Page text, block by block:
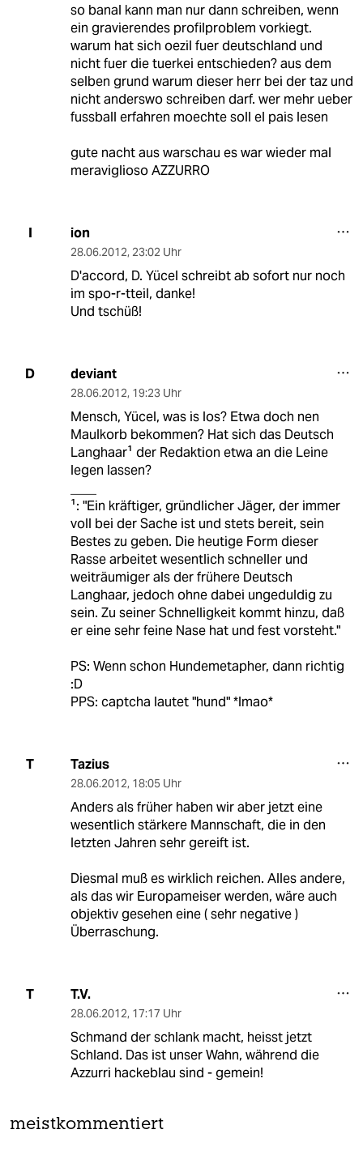
so banal kann man nur dann schreiben, wenn
ein gravierendes profilproblem vorkiegt.
warum hat sich oezil fuer deutschland und
nicht fuer die tuerkei entschieden? aus dem
selben grund warum dieser herr bei der taz und
nicht anderswo schreiben darf. wer mehr ueber
fussball erfahren moechte soll el pais lesen
gute nacht aus warschau es war wieder mal
meraviglioso AZZURRO
I ion
28.06.2012, 23:02 Uhr
D'accord, D. Yücel schreibt ab sofort nur noch
im spo-r-tteil, danke!
Und tschüß!
D deviant
28.06.2012, 19:23 Uhr
Mensch, Yücel, was is los? Etwa doch nen
Maulkorb bekommen? Hat sich das Deutsch
Langhaar¹ der Redaktion etwa an die Leine
legen lassen?
¹: "Ein kräftiger, gründlicher Jäger, der immer
voll bei der Sache ist und stets bereit, sein
Bestes zu geben. Die heutige Form dieser
Rasse arbeitet wesentlich schneller und
weiträumiger als der frühere Deutsch
Langhaar, jedoch ohne dabei ungeduldig zu
sein. Zu seiner Schnelligkeit kommt hinzu, daß
er eine sehr feine Nase hat und fest vorsteht."
PS: Wenn schon Hundemetapher, dann richtig
:D
PPS: captcha lautet "hund" *lmao*
T Tazius
28.06.2012, 18:05 Uhr
Anders als früher haben wir aber jetzt eine
wesentlich stärkere Mannschaft, die in den
letzten Jahren sehr gereift ist.
Diesmal muß es wirklich reichen. Alles andere,
als das wir Europameiser werden, wäre auch
objektiv gesehen eine ( sehr negative )
Überraschung.
T T.V.
28.06.2012, 17:17 Uhr
Schmand der schlank macht, heisst jetzt
Schland. Das ist unser Wahn, während die
Azzurri hackeblau sind - gemein!
meistkommentiert